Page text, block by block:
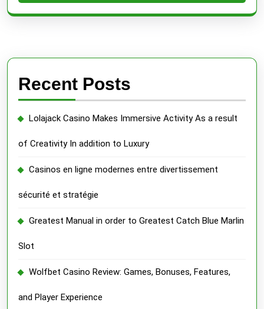
Recent Posts
Lolajack Casino Makes Immersive Activity As a result
of Creativity In addition to Luxury
Casinos en ligne modernes entre divertissement
sécurité et stratégie
Greatest Manual in order to Greatest Catch Blue Marlin
Slot
Wolfbet Casino Review: Games, Bonuses, Features,
and Player Experience